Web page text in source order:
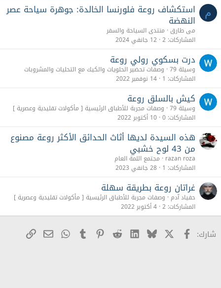
م استكشاف روعة فلورنسا الخالدة: جوهرة سياحة عصر
النهضة
مى طارق منتدى السياحة والسفر
المشاركات 2 12 جانفي 2024
درت بسكوي رولي روعة
وسيلة 79
وصفات تحضير الحلويات والكيك مع التحليات والمشروبات
المشاركات 1 14 نوفمبر 2022
كيش بالسلق روعة
وسيلة 79
وصفات مجربة للأطباق الرئيسية [ مأكولات تقليدية وعصرية ]
المشاركات 0 10 أكتوبر 2022
هذه السيدة لديها أثاث الحدائق الأكثر روعة مصنوع
من 43 لوح خشبي
razan roza مجتمع اللمة العام
المشاركات 1 28 جانفي 2023
غراتان روعة بطريقة سهلة
حفياد آدم وصفات مجربة للأطباق الرئيسية [ مأكولات تقليدية وعصرية ]
المشاركات 2 4 أكتوبر 2022
شارك: Facebook
X
Bluesky
LinkedIn
Reddit
Pinterest
Tumblr
WhatsApp
البريدرابط